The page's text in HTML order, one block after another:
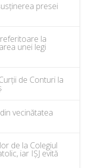
presei
la
unei legi
de Conturi la
vecinătatea
de la Colegiul
iar IȘJ evită